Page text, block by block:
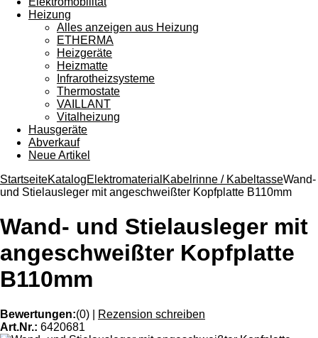
Heizung
Alles anzeigen aus Heizung
ETHERMA
Heizgeräte
Heizmatte
Infrarotheizsysteme
Thermostate
VAILLANT
Vitalheizung
Hausgeräte
Abverkauf
Neue Artikel
StartseiteKatalogElektromaterial Kabelrinne / KabeltasseWand-
und Stielausleger mit angeschweißter Kopfplatte B110mm
Wand- und Stielausleger mit
angeschweißter Kopfplatte
B110mm
Bewertungen:(0)
Rezension schreiben
Art.Nr.: 6420681